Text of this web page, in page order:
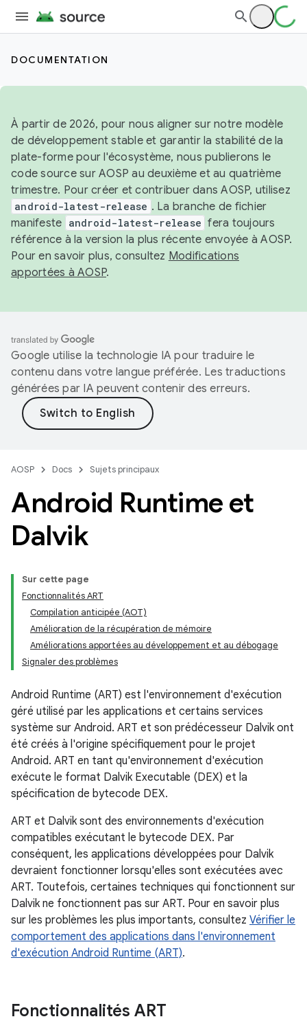
DOCUMENTATION
À partir de 2026, pour nous aligner sur notre modèle
de développement stable et garantir la stabilité de la
plate-forme pour l'écosystème, nous publierons le
code source sur AOSP au deuxième et au quatrième
trimestre. Pour créer et contribuer dans AOSP, utilisez
android-latest-release . La branche de fichier
manifeste android-latest-release fera toujours
référence à la version la plus récente envoyée à AOSP.
Pour en savoir plus, consultez Modifications
apportées à AOSP.
Google utilise la technologie IA pour traduire le
contenu dans votre langue préférée. Les traductions
générées par IA peuvent contenir des erreurs.
AOSP Docs Sujets principaux
Android Runtime et
Dalvik
Sur cette page
Fonctionnalités ART
Compilation anticipée (AOT)
Amélioration de la récupération de mémoire
Améliorations apportées au développement et au débogage
Signaler des problèmes
Android Runtime (ART) est l'environnement d'exécution
géré utilisé par les applications et certains services
système sur Android. ART et son prédécesseur Dalvik ont
été créés à l'origine spécifiquement pour le projet
Android. ART en tant qu'environnement d'exécution
exécute le format Dalvik Executable (DEX) et la
spécification de bytecode DEX.
ART et Dalvik sont des environnements d'exécution
compatibles exécutant le bytecode DEX. Par
conséquent, les applications développées pour Dalvik
devraient fonctionner lorsqu'elles sont exécutées avec
ART. Toutefois, certaines techniques qui fonctionnent sur
Dalvik ne fonctionnent pas sur ART. Pour en savoir plus
sur les problèmes les plus importants, consultez Vérifier le
comportement des applications dans l'environnement
d'exécution Android Runtime (ART).
Fonctionnalités ART